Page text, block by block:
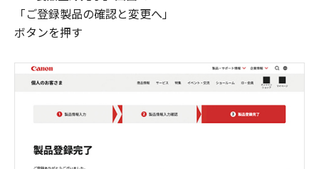
「ご登録製品の確認と変更へ」
ボタンを押す